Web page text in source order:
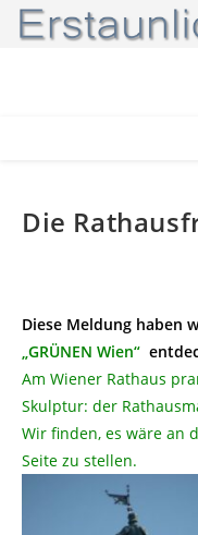
Zum
Inhalt
Die
Diese Meldung haben
„GRÜNEN Wien“
Am Wiener Rathaus
Skulptur: der
Wir finden, es wäre an
Seite zu stellen.